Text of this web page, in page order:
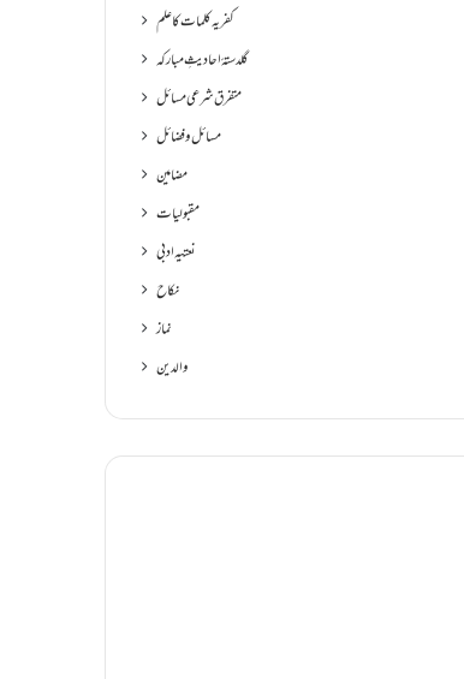
کفریہ کلمات کا علم
گلدستۂ احادیثِ مبارکہ
متفرق شرعی مسائل
مسائل و فضائل
مضامین
مقبولیات
نعتیہ ادبی
نکاح
نماز
والدین